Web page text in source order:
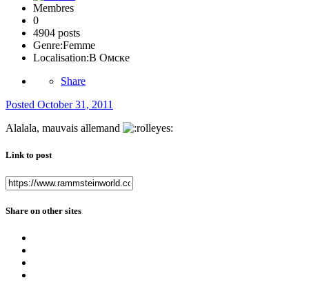
Membres
0
4904 posts
Genre:Femme
Localisation:В Омске
Share
Posted October 31, 2011
Alalala, mauvais allemand
Link to post
Share on other sites